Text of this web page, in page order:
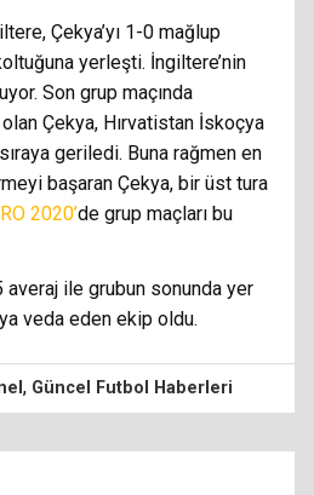
Çekya’yı 1-0 mağlup
yerleşti. İngiltere’nin
Son grup maçında
Çekya, Hırvatistan İskoçya
geriledi. Buna rağmen en
başaran Çekya, bir üst tura
2020’de grup maçları bu
ile grubun sonunda yer
veda eden ekip oldu.
, Güncel Futbol Haberleri